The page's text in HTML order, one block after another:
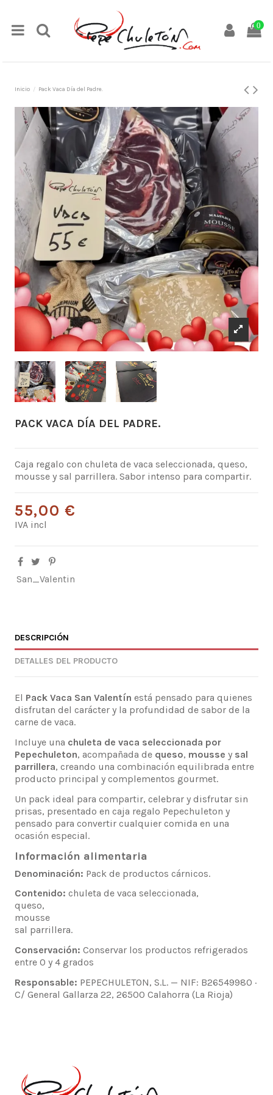
0
Inicio Pack Vaca Día del Padre.
PACK VACA DÍA DEL PADRE.
Caja regalo con chuleta de vaca seleccionada, queso,
mousse y sal parrillera. Sabor intenso para compartir.
55,00 €
IVA incl
San_Valentin
DESCRIPCIÓN
DETALLES DEL PRODUCTO
El Pack Vaca San Valentín está pensado para quienes
disfrutan del carácter y la profundidad de sabor de la
carne de vaca.
Incluye una chuleta de vaca seleccionada por
Pepechuleton, acompañada de queso, mousse y sal
parrillera, creando una combinación equilibrada entre
producto principal y complementos gourmet.
Un pack ideal para compartir, celebrar y disfrutar sin
prisas, presentado en caja regalo Pepechuleton y
pensado para convertir cualquier comida en una
ocasión especial.
Información alimentaria
Denominación: Pack de productos cárnicos.
Contenido: chuleta de vaca seleccionada,
queso,
mousse
sal parrillera.
Conservación: Conservar los productos refrigerados
entre 0 y 4 grados
Responsable: PEPECHULETON, S.L. — NIF: B26549980 ·
C/ General Gallarza 22, 26500 Calahorra (La Rioja)